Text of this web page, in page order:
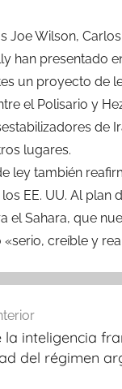
Joe Wilson,
han presentado
un proyecto de
el Polisario y
de
lugares.
ley también
EE. UU. Al plan
el Sahara, que
creíble y
la inteligencia
del régimen